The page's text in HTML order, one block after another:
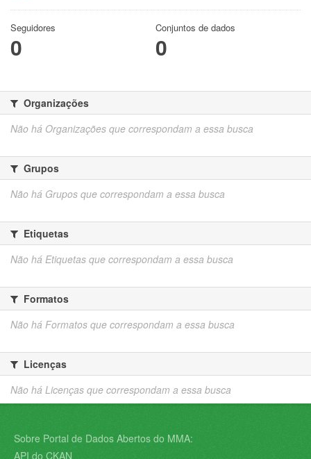
Seguidores
0
Conjuntos de dados
0
Organizações
Não há Organizações que correspondam a essa busca
Grupos
Não há Grupos que correspondam a essa busca
Etiquetas
Não há Etiquetas que correspondam a essa busca
Formatos
Não há Formatos que correspondam a essa busca
Licenças
Não há Licenças que correspondam a essa busca
Sobre Portal de Dados Abertos do MMA:
API do CKAN